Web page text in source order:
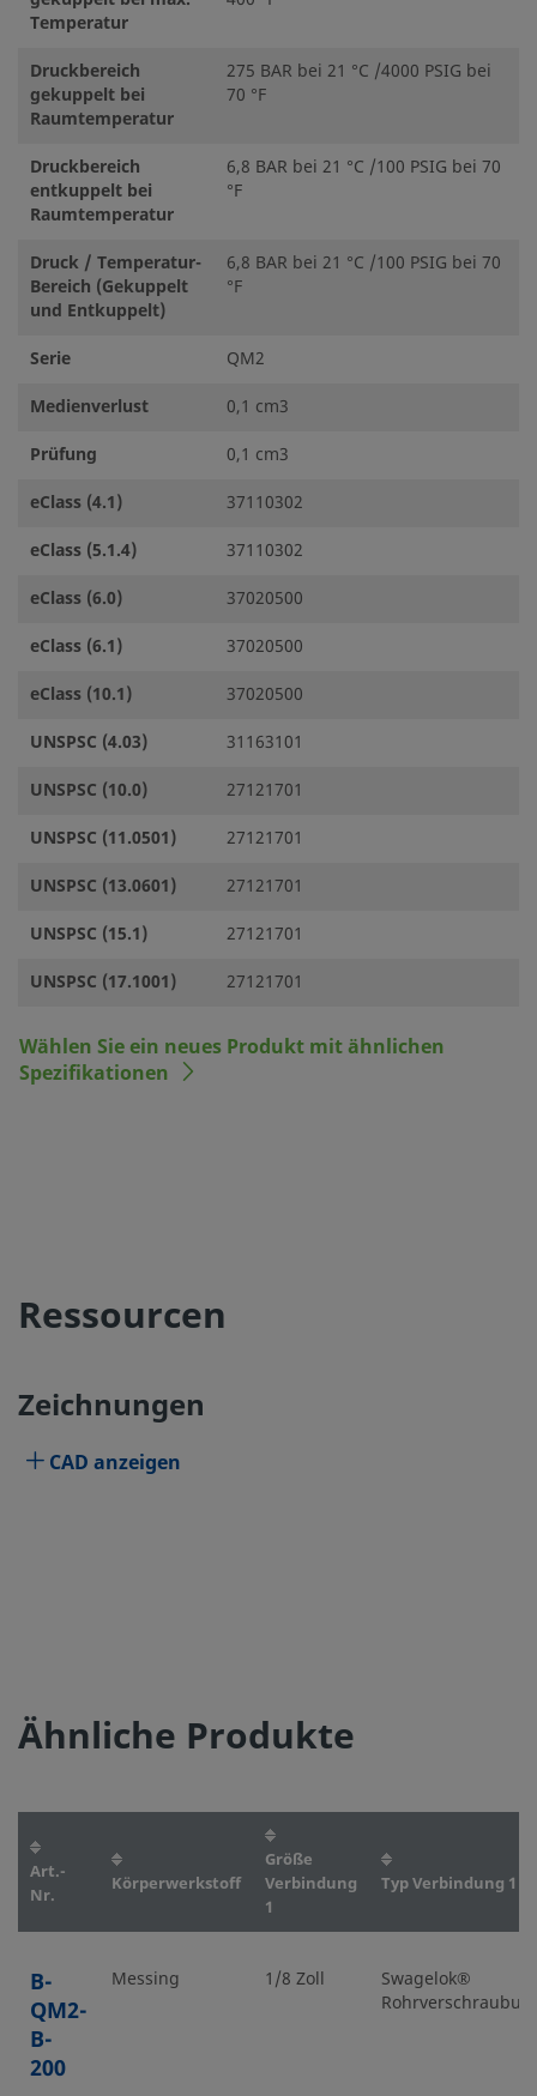
Temperatur
Druckbereich
gekuppelt bei
Raumtemperatur
275 BAR bei 21 °C /4000 PSIG bei
70 °F
Druckbereich
entkuppelt bei
Raumtemperatur
6,8 BAR bei 21 °C /100 PSIG bei 70
°F
Druck / Temperatur-
Bereich (Gekuppelt
und Entkuppelt)
6,8 BAR bei 21 °C /100 PSIG bei 70
°F
Serie
QM2
Medienverlust
0,1 cm3
Prüfung
0,1 cm3
eClass (4.1)
37110302
eClass (5.1.4)
37110302
eClass (6.0)
37020500
eClass (6.1)
37020500
eClass (10.1)
37020500
UNSPSC (4.03)
31163101
UNSPSC (10.0)
27121701
UNSPSC (11.0501)
27121701
UNSPSC (13.0601)
27121701
UNSPSC (15.1)
27121701
UNSPSC (17.1001)
27121701
Wählen Sie ein neues Produkt mit ähnlichen
Spezifikationen
Ressourcen
Zeichnungen
CAD anzeigen
Ähnliche Produkte
Art.-
Nr.
Körperwerkstoff
Größe
Verbindung
1
Typ Verbindung 1
B-
QM2-
B-
200
Messing 1/8 Zoll
Swagelok®